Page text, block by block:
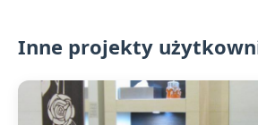
Inne projekty